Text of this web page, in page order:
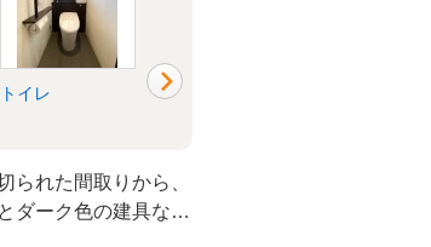
トイレ 洗面所・脱衣所
られた間取りから、
ダーク色の建具など